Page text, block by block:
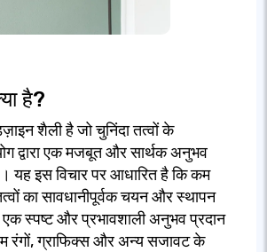
है?
शैली है जो चुनिंदा तत्वों के
द्वारा एक मजबूत और सार्थक अनुभव
यह इस विचार पर आधारित है कि कम
का सावधानीपूर्वक चयन और स्थापन
एक स्पष्ट और प्रभावशाली अनुभव प्रदान
रंगों, ग्राफिक्स और अन्य सजावट के